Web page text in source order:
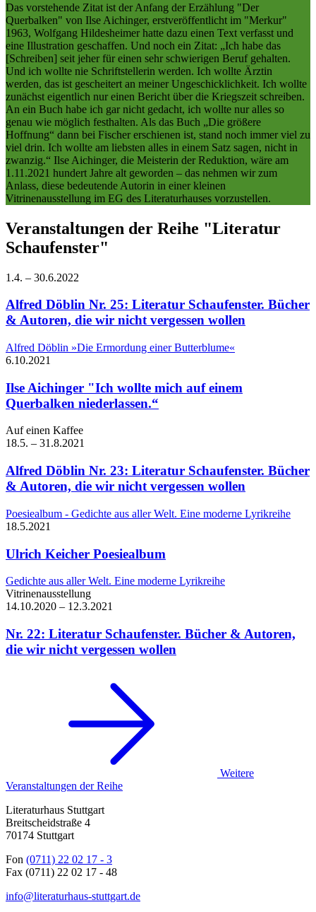
Das vorstehende Zitat ist der Anfang der Erzählung "Der
Querbalken" von Ilse Aichinger, erstveröffentlicht im "Merkur"
1963, Wolfgang Hildesheimer hatte dazu einen Text verfasst und
eine Illustration geschaffen. Und noch ein Zitat: „Ich habe das
[Schreiben] seit jeher für einen sehr schwierigen Beruf gehalten.
Und ich wollte nie Schriftstellerin werden. Ich wollte Ärztin
werden, das ist gescheitert an meiner Ungeschicklichkeit. Ich wollte
zunächst eigentlich nur einen Bericht über die Kriegszeit schreiben.
An ein Buch habe ich gar nicht gedacht, ich wollte nur alles so
genau wie möglich festhalten. Als das Buch „Die größere
Hoffnung“ dann bei Fischer erschienen ist, stand noch immer viel zu
viel drin. Ich wollte am liebsten alles in einem Satz sagen, nicht in
zwanzig.“ Ilse Aichinger, die Meisterin der Reduktion, wäre am
1.11.2021 hundert Jahre alt geworden – das nehmen wir zum
Anlass, diese bedeutende Autorin in einer kleinen
Vitrinenausstellung im EG des Literaturhauses vorzustellen.
Veranstaltungen der Reihe "Literatur
Schaufenster"
1.4. – 30.6.2022
Alfred Döblin Nr. 25: Literatur Schaufenster. Bücher
& Autoren, die wir nicht vergessen wollen
Alfred Döblin »Die Ermordung einer Butterblume«
6.10.2021
Ilse Aichinger "Ich wollte mich auf einem
Querbalken niederlassen.“
Auf einen Kaffee
18.5. – 31.8.2021
Alfred Döblin Nr. 23: Literatur Schaufenster. Bücher
& Autoren, die wir nicht vergessen wollen
Poesiealbum - Gedichte aus aller Welt. Eine moderne Lyrikreihe
18.5.2021
Ulrich Keicher Poesiealbum
Gedichte aus aller Welt. Eine moderne Lyrikreihe
Vitrinenausstellung
14.10.2020 – 12.3.2021
Nr. 22: Literatur Schaufenster. Bücher & Autoren,
die wir nicht vergessen wollen
Weitere
Veranstaltungen der Reihe
Literaturhaus Stuttgart
Breitscheidstraße 4
70174 Stuttgart
Fon (0711) 22 02 17 - 3
Fax (0711) 22 02 17 - 48
info@literaturhaus-stuttgart.de